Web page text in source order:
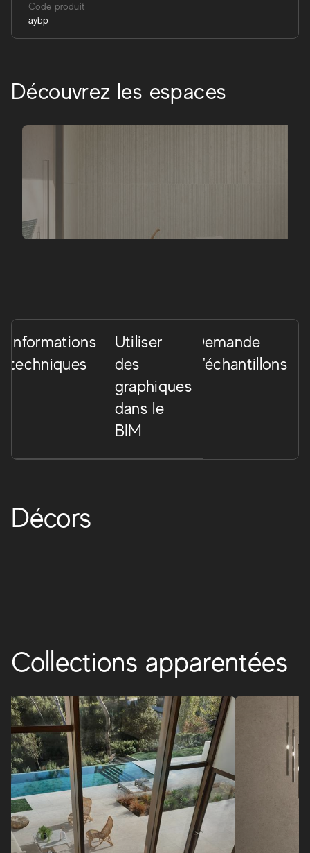
Code produit
aybp
Découvrez les espaces
Informations
techniques
Utiliser
des
graphiques
dans le
BIM
Demande
d'échantillons
Décors
combinaison avec d'autres matériaux tels que le bois et le
ciment. Six teintes claires, modernes et élégantes
Collections apparentées